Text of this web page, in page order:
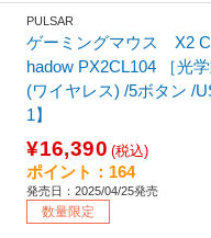
PULSAR
ゲーミングマウス X2
hadow PX2CL104 ［光
(ワイヤレス) /5ボタン /
1】
¥16,390 (税込)
ポイント：164
発売日：2025/04/25発売
数量限定